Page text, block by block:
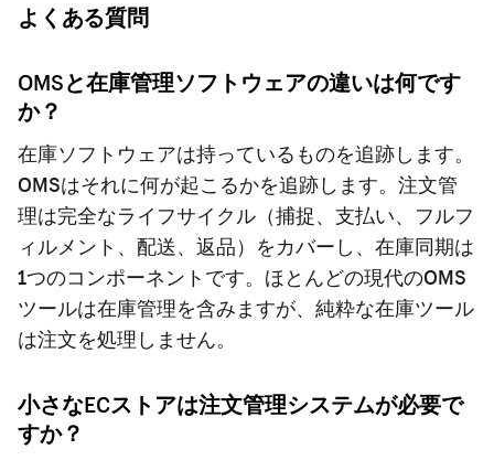
よくある質問
OMSと在庫管理ソフトウェアの違いは何です
か？
在庫ソフトウェアは持っているものを追跡します。
OMSはそれに何が起こるかを追跡します。注文管
理は完全なライフサイクル（捕捉、支払い、フルフ
ィルメント、配送、返品）をカバーし、在庫同期は
1つのコンポーネントです。ほとんどの現代のOMS
ツールは在庫管理を含みますが、純粋な在庫ツール
は注文を処理しません。
小さなECストアは注文管理システムが必要で
すか？